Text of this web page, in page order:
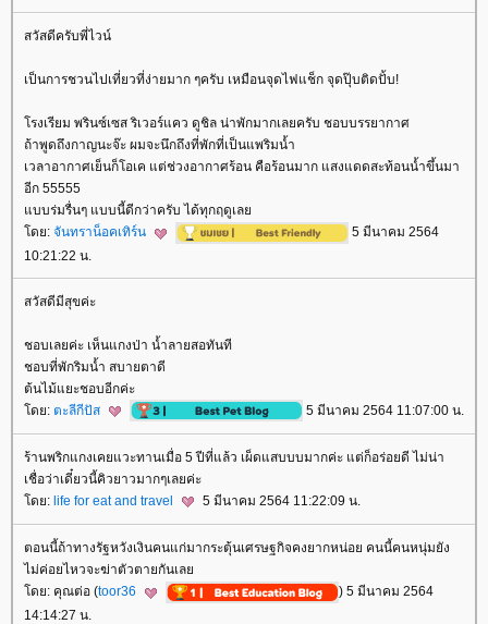
สวัสดีครับพี่ไวน์
เป็นการชวนไปเที่ยวที่ง่ายมาก ๆครับ เหมือนจุดไฟแช็ก จุดปุ๊บติดปั้บ!
รงเรียม พรินซ์เซส ริเวอร์แคว ดูชิล น่าพักมากเลยครับ ชอบบรรยากาศ
ถ้าพูดถึงกาญนะจ๊ะ ผมจะนึกถึงที่พักที่เป็นแพริมน้ำ
เวลาอากาศเย็นก็โอเค แต่ช่วงอากาศร้อน คือร้อนมาก แสงแดดสะท้อนน้ำขึ้นมา
อีก 55555
บบร่มรื่นๆ แบบนี้ดีกว่าครับ ได้ทุกฤดูเล
ดย: จันทราน็อคเทิร์น
5 มีนาคม 2564
10:21:22 น.
สวัสดีมีสุขค่ะ
ชอบเลยค่ะ เห็นแกงป่า น้ำลายสอทันที
ชอบที่พักริมน้ำ สบายตาดี
ต้นไม้แยะชอบอีกค่ะ
ดย: ตะลีกีปัส 5 มีนาคม 2564 11:07:00 น.
ร้านพริกแกงเคยแวะทานเมื่อ 5 ปีที่แล้ว เผ็ดแสบบบมากค่ะ แต่ก็อร่อยดี ไม่น่า
เชื่อว่าเดี๋ยวนี้คิวยาวมากๆเลยค่ะ
ดย: life for eat and travel 5 มีนาคม 2564 11:22:09 น.
ตอนนี้ถ้าทางรัฐหวังเงินคนแก่มากระตุ้นเศรษฐกิจคงยากหน่อย คนนี้คนหนุ่มยัง
ไม่ค่อยไหวจะฆ่าตัวตายกันเล
ดย: คุณต่อ (toor36
) 5 มีนาคม 2564
14:14:27 น.